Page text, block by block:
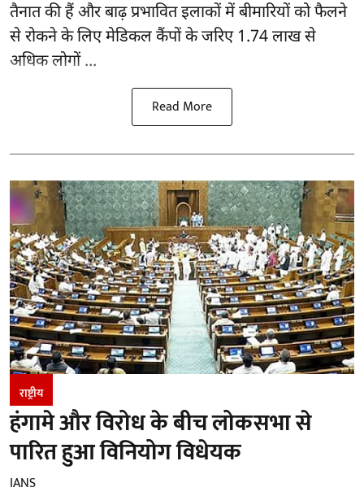
तैनात की हैं और बाढ़ प्रभावित इलाकों में बीमारियों को फैलने
से रोकने के लिए मेडिकल कैंपों के जरिए 1.74 लाख से
अधिक लोगों ...
Read More
राष्ट्रीय
हंगामे और विरोध के बीच लोकसभा से
पारित हुआ विनियोग विधेयक
IANS